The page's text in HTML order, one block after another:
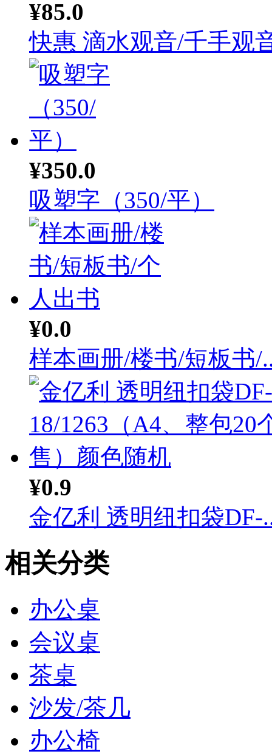
¥85.0
快惠 滴水观音/千手观
¥350.0
吸塑字（350/平）
¥0.0
样本画册/楼书/短板书/
¥0.9
金亿利 透明纽扣袋DF-
相关分类
办公桌
会议桌
茶桌
沙发/茶几
办公椅